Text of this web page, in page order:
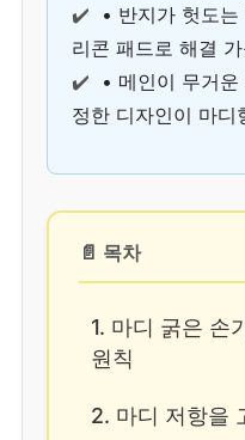
✔️
• 반지가 헛도
리콘 패드로 해결
✔️
• 메인이 무거
정한 디자인이 마디
📄 목차
1. 마디 굵은 손
원칙
2. 마디 저항을